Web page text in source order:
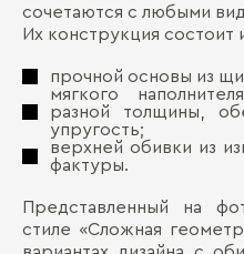
сочетаются с любыми
Их конструкция состоит
прочной основы из
мягкого
разной толщины,
упругость;
верхней обивки из
фактуры.
Представленный на
стиле «Сложная